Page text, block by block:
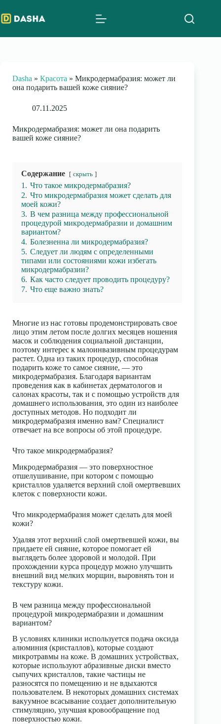
to
content
Dasha » Красота » Микродермабразия: может ли
она подарить вашей коже сияние?
07.11.2025
Микродермабразия: может ли она подарить
вашей коже сияние?
Содержание скрыть
1. Что такое микродермабразия?
2. Что микродермабразия может сделать для
моей кожи?
3. В чем разница между профессиональной
процедурой микродермабразии и домашним
вариантом?
4. Болезненна ли микродермабразия?
5. Следует ли людям с определенными
типами или состояниями кожи избегать
микродермабразии?
6. Как часто следует проводить процедуру?
7. Что еще важно знать?
Многие из нас готовы продемонстрировать свое
лицо этим летом после долгих месяцев ношения
масок и соблюдения социальной дистанции,
поэтому интерес к малоинвазивным процедурам
растет. Одна из таких процедур, способная
подарить коже то самое сияние, — это
микродермабразия. Благодаря вариантам
проведения как в кабинетах дерматологов и
салонах красоты, так и с помощью устройств для
домашнего использования, это один из наиболее
доступных методов. Но подходит ли
микродермабразия именно вам? Специалист
отвечает на все вопросы об этой процедуре.
Что такое микродермабразия?
Микродермабразия — это поверхностное
отшелушивание, при котором с помощью
кристаллов удаляется верхний слой омертвевших
клеток с поверхности кожи.
Что микродермабразия может сделать для моей
кожи?
Удаляя этот верхний слой омертвевшей кожи, вы
придаете ей сияние, которое помогает ей
выглядеть более здоровой и молодой. При
прохождении курса процедур можно улучшить
внешний вид мелких морщин, выровнять тон и
текстуру кожи.
В чем разница между профессиональной
процедурой микродермабразии и домашним
вариантом?
В условиях клиники используется подача оксида
алюминия (кристаллов), которые создают
микротравмы на коже. В домашних устройствах,
которые используют абразивные диски вместо
сыпучих кристаллов, такие частицы не
разносятся по помещению и не вдыхаются
пользователем. В некоторых домашних системах
вакуумное всасывание создает дополнительную
стимуляцию, улучшая кровообращение под
поверхностью кожи.